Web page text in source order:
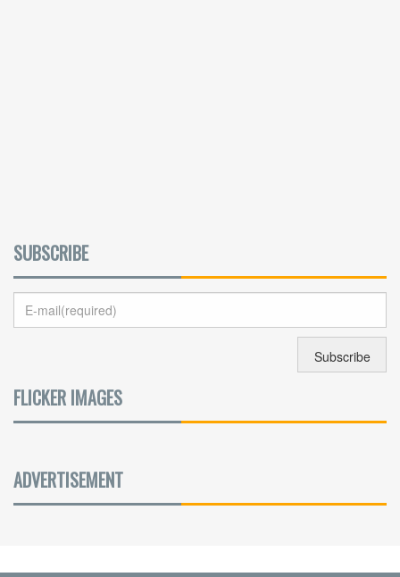
SUBSCRIBE
FLICKER IMAGES
ADVERTISEMENT